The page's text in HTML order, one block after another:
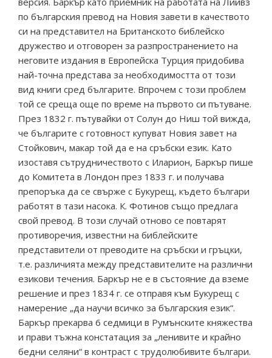
по българския превод на Новия завети в качеството
си на представител на Британското библейско
дружество и отговорен за разпространението на
неговите издания в Европейска Турция придобива
най-точна представа за необходимостта от този
вид книги сред българите. Впрочем с този проблем
той се среща още по време на първото си пътуване.
През 1832 г. пътувайки от Солун до Ниш той вижда,
че българите с готовност купуват Новия завет на
Стойкович, макар той да е на сръбски език. Като
изоставя сътрудничеството с Иларион, Баркър пише
до Комитета в Лондон през 1833 г. и получава
препоръка да се свърже с Букурещ, където българи
работят в тази насока. К. Фотинов също предлага
свой превод. В този случай отново се повтарят
противоречия, известни на библейските
представители от преводите на сръбски и гръцки,
т.е. различията между представителите на различни
езикови течения. Баркър не е в състояние да вземе
решение и през 1834 г. се отправя към Букурещ с
намерение „да научи всичко за българския език“.
Баркър прекарва 6 седмици в Румънските княжества
и прави тъжна констатация за „ленивите и крайно
бедни селяни“ в контраст с трудолюбивите българи.